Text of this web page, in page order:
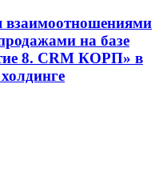
взаимоотношениями
на базе
8. CRM КОРП» в